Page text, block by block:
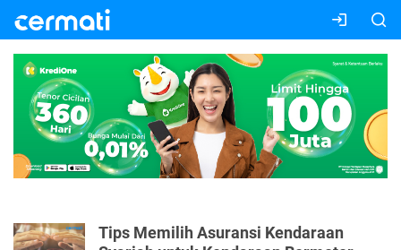
Tips Memilih Asuransi Kendaraan